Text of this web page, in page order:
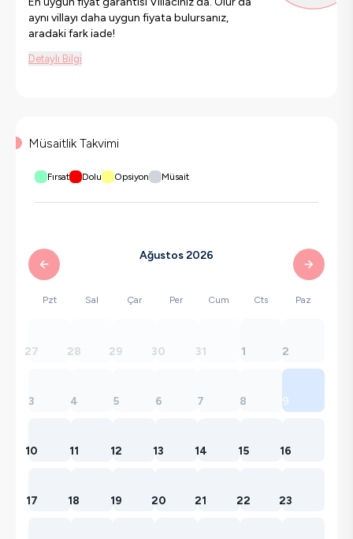
aynı villayı daha uygun fiyata bulursanız,
aradaki fark iade!
Detaylı Bilgi
Müsaitlik Takvimi
Fırsat Dolu Opsiyon Müsait
Ağustos 2026
Pzt Sal Çar Per Cum Cts Paz
27 28 29 30 31 1 2
3 4 5 6 7 8 9
10 11 12 13 14 15 16
17 18 19 20 21 22 23